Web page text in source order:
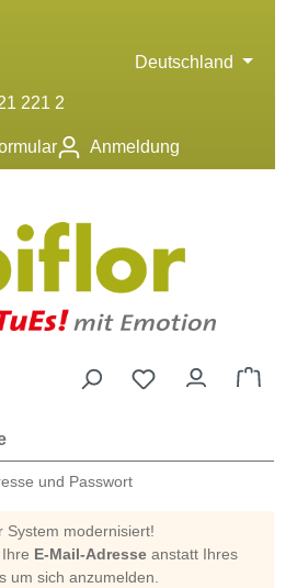
221 2
Anmeldung
Deutschland
und Passwort
System modernisiert!
E-Mail-Adresse anstatt Ihres
um sich anzumelden.